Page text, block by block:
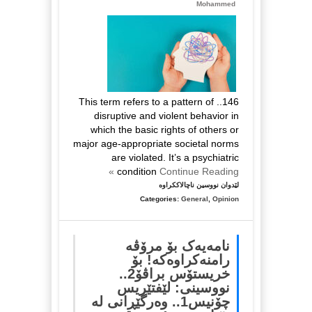
شوان
Mohammed
146.. This term refers to a pattern of
disruptive and violent behavior in
which the basic rights of others or
major age-appropriate societal norms
are violated. It’s a psychiatric
condition Continue Reading »
لێدوان نووسین ناچالاککراوەلە
شڵەژانی
هۆکارەکان
و
چارەسەرەکان..
زنجیرەی
١٤٦،
ابراهیم
Categories: General Opinion
نامەیەک بۆ مرۆڤە
رامنەکراوەکە! بۆ
خریستۆس براڤۆ2..
نووسینی: لێفتێریس
چۆنیس1.. وەرگێڕانی لە